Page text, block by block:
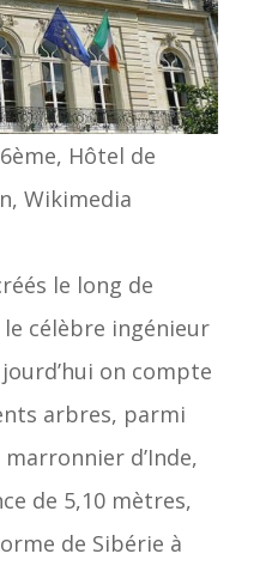
Hôtel de
Wikimedia
le long de
le célèbre ingénieur
on compte
arbres, parmi
d’Inde,
de 5,10 mètres,
de Sibérie à